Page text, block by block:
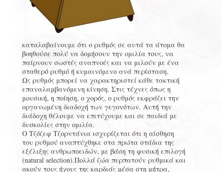
καταλαβαίνουμε ότι ο ρυθμός σε αυτά τα άτομα θα
βοηθούσε πολύ να δομήσουν την ομιλία τους, να
παίρνουν σωστές αναπνοές και να μιλούν με ένα
σταθερό ρυθμό ή κυμαινόμενο ανά περίσταση.
Ως ρυθμός μπορεί να χαρακτηριστεί κάθε τακτική
επαναλαμβανόμενη κίνηση. Στις τέχνες όπως η
μουσική, η ποίηση, ο χορός, ο ρυθμός εκφράζει την
οργανωμένη διαδοχή των γεγονότων. Αυτή την
διάδοχη θέλουμε να επιτύχουμε και σε παιδιά με
δυσκολίες στην ομιλία.
O Τζόζεφ Τζορντάνια ισχυρίζεται ότι η αίσθηση
του ρυθμού αναπτύχθηκε στα πρώτα στάδια της
εξέλιξης ανθρωποειδών, με βάση τη φυσική επιλογή
(natural selection).Πολλά ζώα περπατούν ρυθμικά και
ακούν τους ήχους της καρδιάς μέσα στη μήτρα,